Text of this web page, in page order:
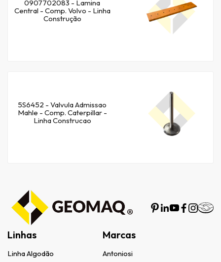
0907702083 - Lamina
Central - Comp. Volvo - Linha
Construção
5S6452 - Valvula Admissao
Mahle - Comp. Caterpillar -
Linha Construcao
Linhas
Linha Algodão
Marcas
Antoniosi